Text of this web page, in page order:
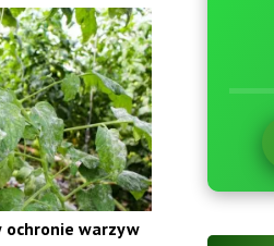
ochronie warzyw